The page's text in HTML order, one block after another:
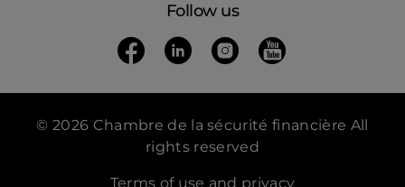
Follow us
Follow us on Facebook
(opens in a new tab)
Follow us on Linkedin
(opens in a new tab)
Follow us on
(opens in a new tab)
Follow us on
(opens in a new
© 2026 Chambre de la sécurité financière All
rights reserved
Terms of use and privacy